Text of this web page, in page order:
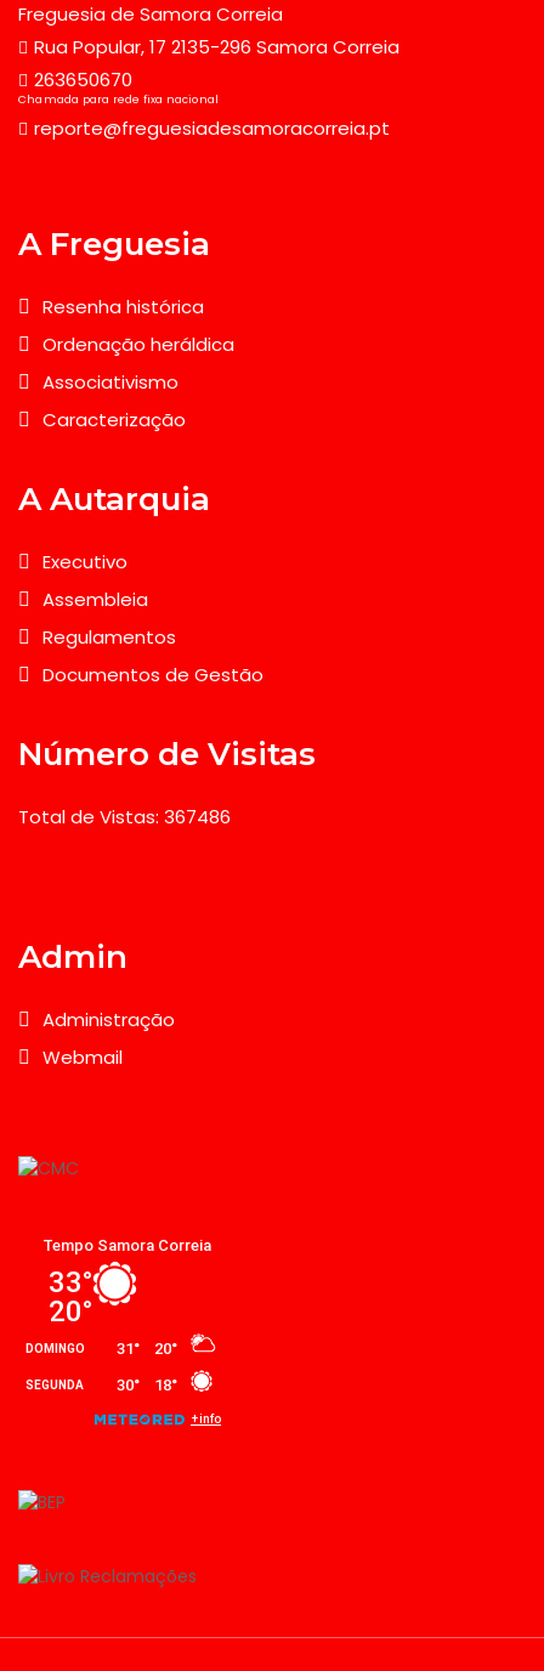
Freguesia de Samora Correia
Rua Popular, 17 2135-296 Samora Correia
263650670
Chamada para rede fixa nacional
reporte@freguesiadesamoracorreia.pt
A Freguesia
Resenha histórica
Ordenação heráldica
Associativismo
Caracterização
A Autarquia
Executivo
Assembleia
Regulamentos
Documentos de Gestão
Número de Visitas
Total de Vistas: 367486
Admin
Administração
Webmail